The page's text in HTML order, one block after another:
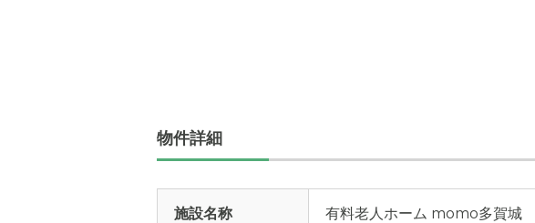
物件詳細
施設名称 有料老人ホーム momo多賀城